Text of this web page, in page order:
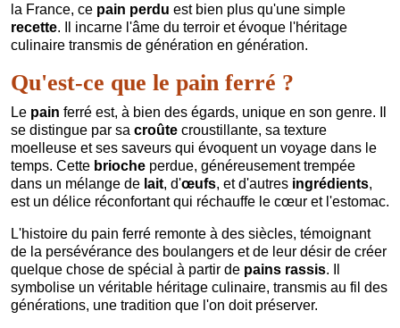
la France, ce pain perdu est bien plus qu'une simple
recette. Il incarne l'âme du terroir et évoque l'héritage
culinaire transmis de génération en génération.
Qu'est-ce que le pain ferré ?
Le pain ferré est, à bien des égards, unique en son genre. Il
se distingue par sa croûte croustillante, sa texture
moelleuse et ses saveurs qui évoquent un voyage dans le
temps. Cette brioche perdue, généreusement trempée
dans un mélange de lait, d'œufs, et d'autres ingrédients,
est un délice réconfortant qui réchauffe le cœur et l'estomac.
L'histoire du pain ferré remonte à des siècles, témoignant
de la persévérance des boulangers et de leur désir de créer
quelque chose de spécial à partir de pains rassis. Il
symbolise un véritable héritage culinaire, transmis au fil des
générations, une tradition que l'on doit préserver.